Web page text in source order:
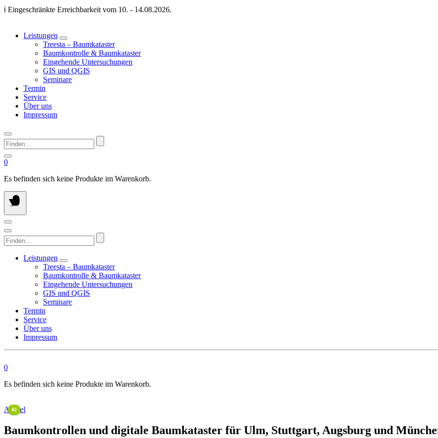
Springen
Inhalt
ℹ️ Eingeschränkte Erreichbarkeit vom 10. - 14.08.2026.
Leistungen
Treesta – Baumkataster
Baumkontrolle & Baumkataster
Eingehende Untersuchungen
GIS und QGIS
Seminare
Termin
Service
Über uns
Impressum
Finden...
0
Es befinden sich keine Produkte im Warenkorb.
Finden...
Leistungen
Treesta – Baumkataster
Baumkontrolle & Baumkataster
Eingehende Untersuchungen
GIS und QGIS
Seminare
Termin
Service
Über uns
Impressum
0
Es befinden sich keine Produkte im Warenkorb.
KI
Artikel
Baumkontrollen und digitale Baumkataster für Ulm, Stuttgart, Augsburg und